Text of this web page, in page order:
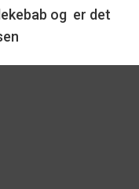
og er det